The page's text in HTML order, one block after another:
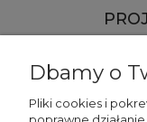
Dbamy o
Pliki cookies i